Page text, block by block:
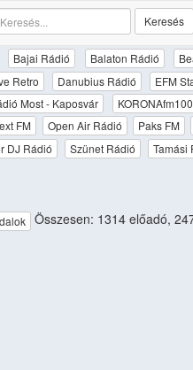
Keresés
Bajai Rádió Balaton Rádió
Retro Danubius Rádió EFM
Most - Kaposvár KORONAfm100
FM Open Air Rádió Paks FM
DJ Rádió Szünet Rádió Tamási
Összesen: 1314 előadó,